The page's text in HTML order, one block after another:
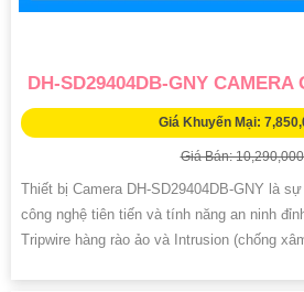
DH-SD29404DB-GNY CAMERA
Giá Khuyến Mại:
Giá Bán:
Thiết bị Camera DH-SD29404DB-GNY là
công nghệ tiên tiến và tính năng an ninh
Tripwire hàng rào ảo và Intrusion (chống